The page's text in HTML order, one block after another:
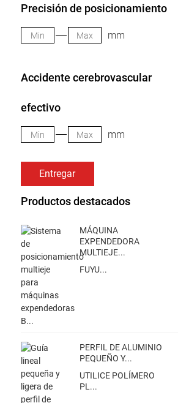
Precisión de posicionamiento
mm
Accidente cerebrovascular
efectivo
mm
Entregar
Productos destacados
MÁQUINA
EXPENDEDORA
MULTIEJE...
FUYU...
PERFIL DE ALUMINIO
PEQUEÑO Y...
UTILICE POLÍMERO
PL...